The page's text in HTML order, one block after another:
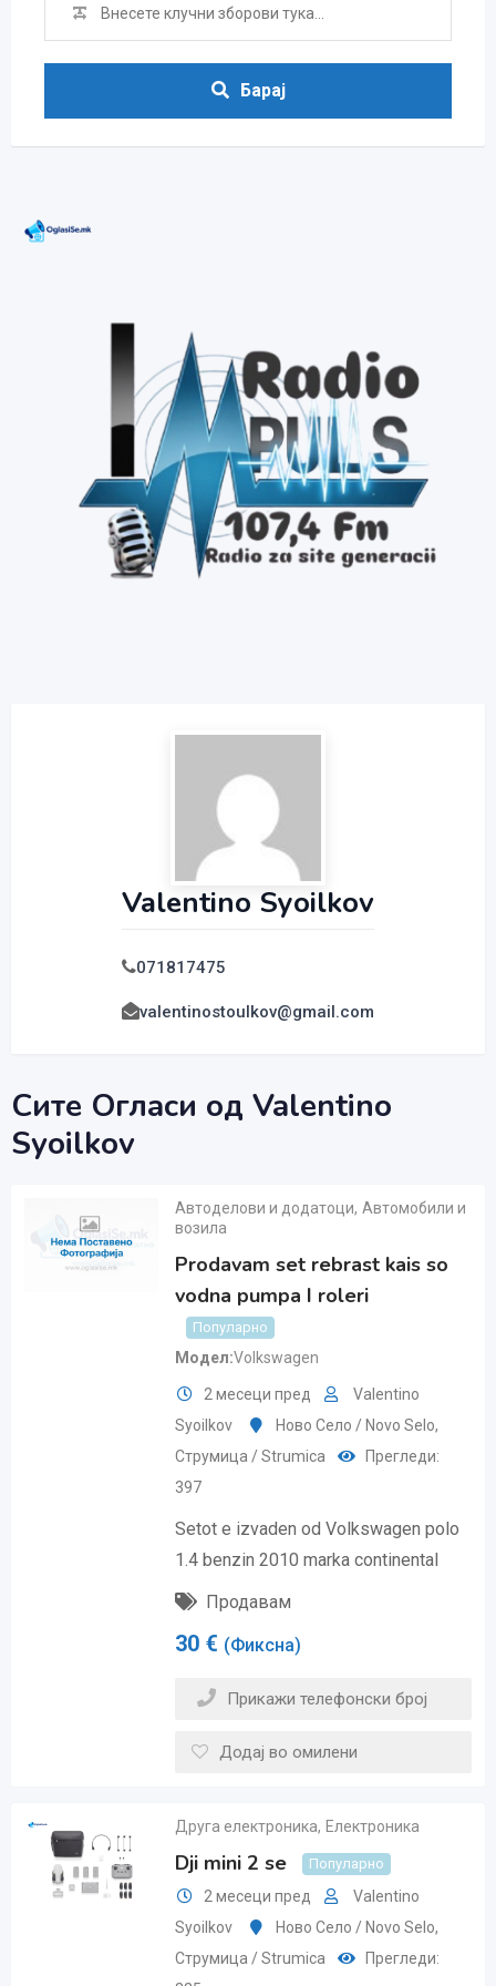
Барај
Valentino Syoilkov
071817475
valentinostoulkov@gmail.com
Сите Огласи од Valentino
Syoilkov
Автоделови и додатоци, Автомобили и
возила
Prodavam set rebrast kais so
vodna pumpa I roleri
Популарно
Модел Volkswagen
2 месеци пред
Valentino
Syoilkov
Ново Село / Novo Selo,
Струмица / Strumica
Прегледи:
397
Setot e izvaden od Volkswagen polo
1.4 benzin 2010 marka continental
Продавам
30 € (Фиксна)
Прикажи телефонски број
Додај во омилени
Друга електроника, Електроника
Dji mini 2 se Популарно
2 месеци пред
Valentino
Syoilkov
Ново Село / Novo Selo,
Струмица / Strumica
Прегледи: